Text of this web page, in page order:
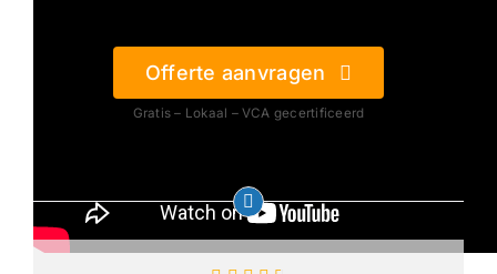
Offerte aanvragen
Gratis – Lokaal – VCA gecertificeerd